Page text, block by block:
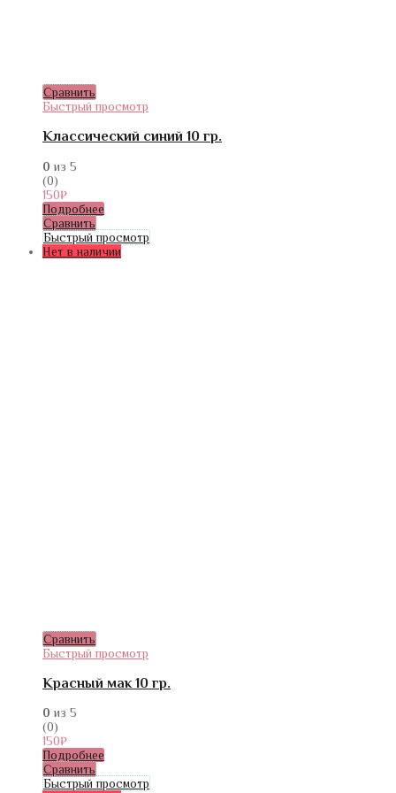
Сравнить
Быстрый просмотр
Классический синий 10 гр.
0 из 5
(0)
150₽
Подробнее
Сравнить
Быстрый просмотр
Нет в наличии
Сравнить
Быстрый просмотр
Красный мак 10 гр.
0 из 5
(0)
150₽
Подробнее
Сравнить
Быстрый просмотр